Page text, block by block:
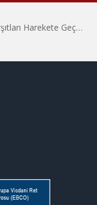
Hiroşima’nın 81. Yılında İtalyan Savaş Karşıtları Harekete Geçti: “Hatırlamak yeterli değil”